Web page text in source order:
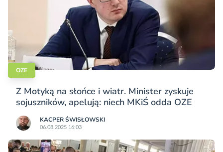
OZE
Z Motyką na słońce i wiatr. Minister zyskuje
sojuszników, apelują: niech MKiŚ odda OZE
KACPER ŚWISŁO­WSKI
06.08.2025 16:03